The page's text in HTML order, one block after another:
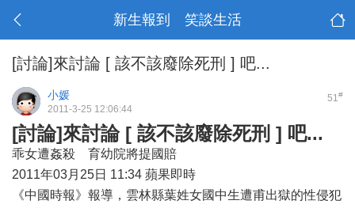
新生報到 笑談生活
[討論]來討論 [ 該不該廢除死刑 ] 吧...
51#
小媛
2011-3-25 12:06:44
[討論]來討論 [ 該不該廢除死刑 ] 吧...
乖女遭姦殺 育幼院將提國賠
2011年03月25日 11:34 蘋果即時
《中國時報》報導，雲林縣葉姓女國中生遭甫出獄的性侵犯